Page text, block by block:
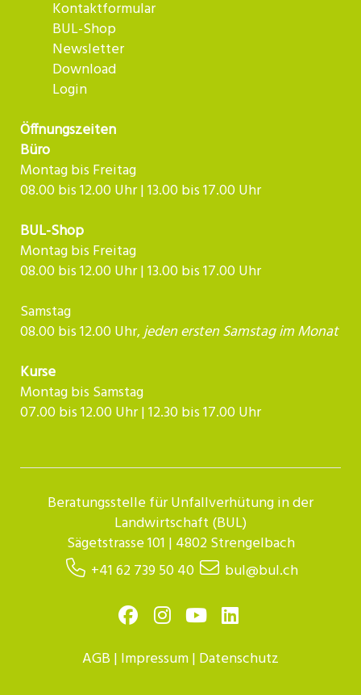
Kontaktformular
BUL-Shop
Newsletter
Download
Login
Öffnungszeiten
Büro
Montag bis Freitag
08.00 bis 12.00 Uhr | 13.00 bis 17.00 Uhr
BUL-Shop
Montag bis Freitag
08.00 bis 12.00 Uhr | 13.00 bis 17.00 Uhr
Samstag
08.00 bis 12.00 Uhr,jeden ersten Samstag im Monat
Kurse
Montag bis Samstag
07.00 bis 12.00 Uhr | 12.30 bis 17.00 Uhr​​​​​​
Beratungsstelle für Unfallverhütung in der
Landwirtschaft (BUL)
Sägetstrasse 101 | 4802 Strengelbach
+41 62 739 50 40
bul@bul.ch
AGB | Impressum| Datenschutz